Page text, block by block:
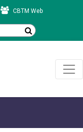
CBTM Web